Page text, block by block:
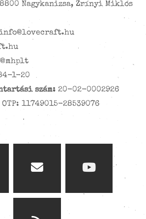
8800 Nagykanizsa, Zrínyi Miklós
@mhplt
1-20
szám: 20-02-0002926
OTP: 11749015-28539076